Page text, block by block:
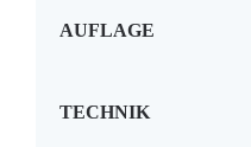
AUFLAGE
TECHNIK